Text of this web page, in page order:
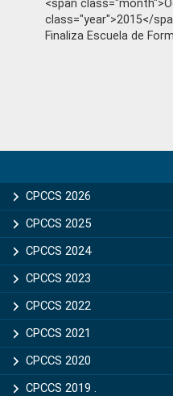
<span
class="year">2015</
Finaliza Escuela de
Sidebar
CPCCS 2026
CPCCS 2025
CPCCS 2024
CPCCS 2023
CPCCS 2022
CPCCS 2021
CPCCS 2020
CPCCS 2019 .